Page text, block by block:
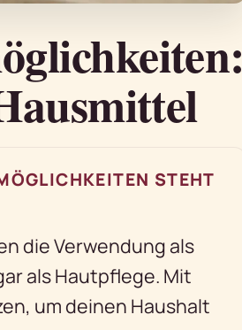
STEHT
die Verwendung als
als Hautpflege. Mit
um deinen Haushalt